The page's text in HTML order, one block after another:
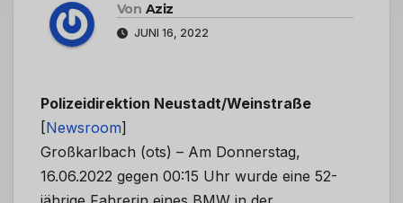
Von Aziz
JUNI 16, 2022
Polizeidirektion Neustadt/Weinstraße
[Newsroom]
Großkarlbach (ots) – Am Donnerstag,
16.06.2022 gegen 00:15 Uhr wurde eine 52-